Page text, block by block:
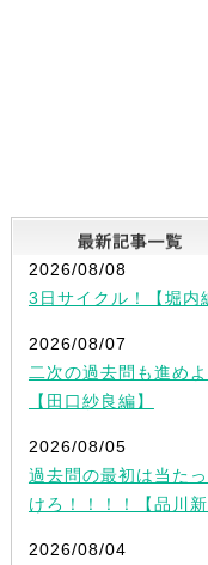
2026/08/08
3日サイクル！【堀内
2026/08/07
二次の過去問も進めよ
【田口紗良編】
2026/08/05
過去問の最初は当た
けろ！！！！【品川新
2026/08/04